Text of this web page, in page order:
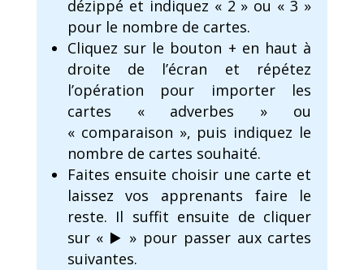
dézippé et indiquez « 2 » ou « 3 »
pour le nombre de cartes.
Cliquez sur le bouton + en haut à
droite de l’écran et répétez
l’opération pour importer les
cartes « adverbes » ou
« comparaison », puis indiquez le
nombre de cartes souhaité.
Faites ensuite choisir une carte et
laissez vos apprenants faire le
reste. Il suffit ensuite de cliquer
sur « ▶️ » pour passer aux cartes
suivantes.